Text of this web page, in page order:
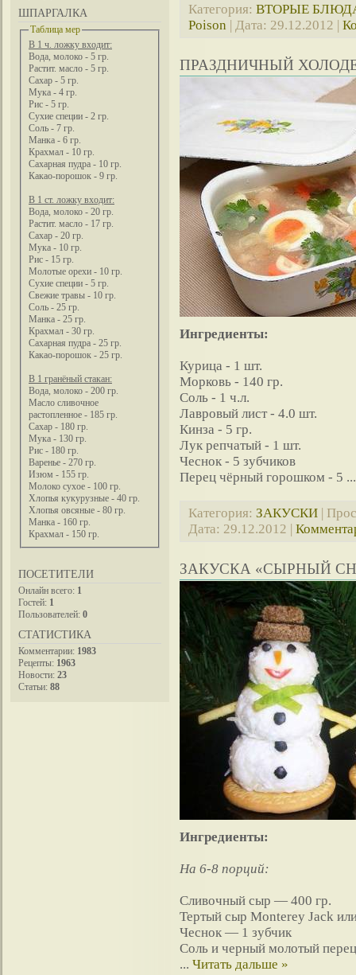
ШПАРГАЛКА
Таблица мер
В 1 ч. ложку входит:
Вода, молоко - 5 гр.
Растит. масло - 5 гр.
Сахар - 5 гр.
Мука - 4 гр.
Рис - 5 гр.
Сухие специи - 2 гр.
Соль - 7 гр.
Манка - 6 гр.
Крахмал - 10 гр.
Сахарная пудра - 10 гр.
Какао-порошок - 9 гр.
В 1 ст. ложку входит:
Вода, молоко - 20 гр.
Растит. масло - 17 гр.
Сахар - 20 гр.
Мука - 10 гр.
Рис - 15 гр.
Молотые орехи - 10 гр.
Сухие специи - 5 гр.
Свежие травы - 10 гр.
Соль - 25 гр.
Манка - 25 гр.
Крахмал - 30 гр.
Сахарная пудра - 25 гр.
Какао-порошок - 25 гр.
В 1 гранёный стакан:
Вода, молоко - 200 гр.
Масло сливочное
растопленное - 185 гр.
Сахар - 180 гр.
Мука - 130 гр.
Рис - 180 гр.
Варенье - 270 гр.
Изюм - 155 гр.
Молоко сухое - 100 гр.
Хлопья кукурузные - 40 гр.
Хлопья овсяные - 80 гр.
Манка - 160 гр.
Крахмал - 150 гр.
ПОСЕТИТЕЛИ
Онлайн всего: 1
Гостей: 1
Пользователей: 0
СТАТИСТИКА
Комментарии: 1983
Рецепты: 1963
Новости: 23
Статьи: 88
Категория: ВТОРЫЕ
Poison | Дата: 29.12.2012 |
ПРАЗДНИЧНЫЙ
Ингредиенты:
Курица - 1 шт.
Морковь - 140 гр.
Соль - 1 ч.л.
Лавровый лист - 4.0 шт.
Кинза - 5 гр.
Лук репчатый - 1 шт.
Чеснок - 5 зубчиков
Перец чёрный горошком - 5
Категория: ЗАКУСКИ |
Дата: 29.12.2012 |
ЗАКУСКА «СЫРНЫЙ
Ингредиенты:
На 6-8 порций:
Сливочный сыр — 400 гр.
Тертый сыр Monterey Jack
Чеснок — 1 зубчик
Соль и черный молотый
... Читать дальше »